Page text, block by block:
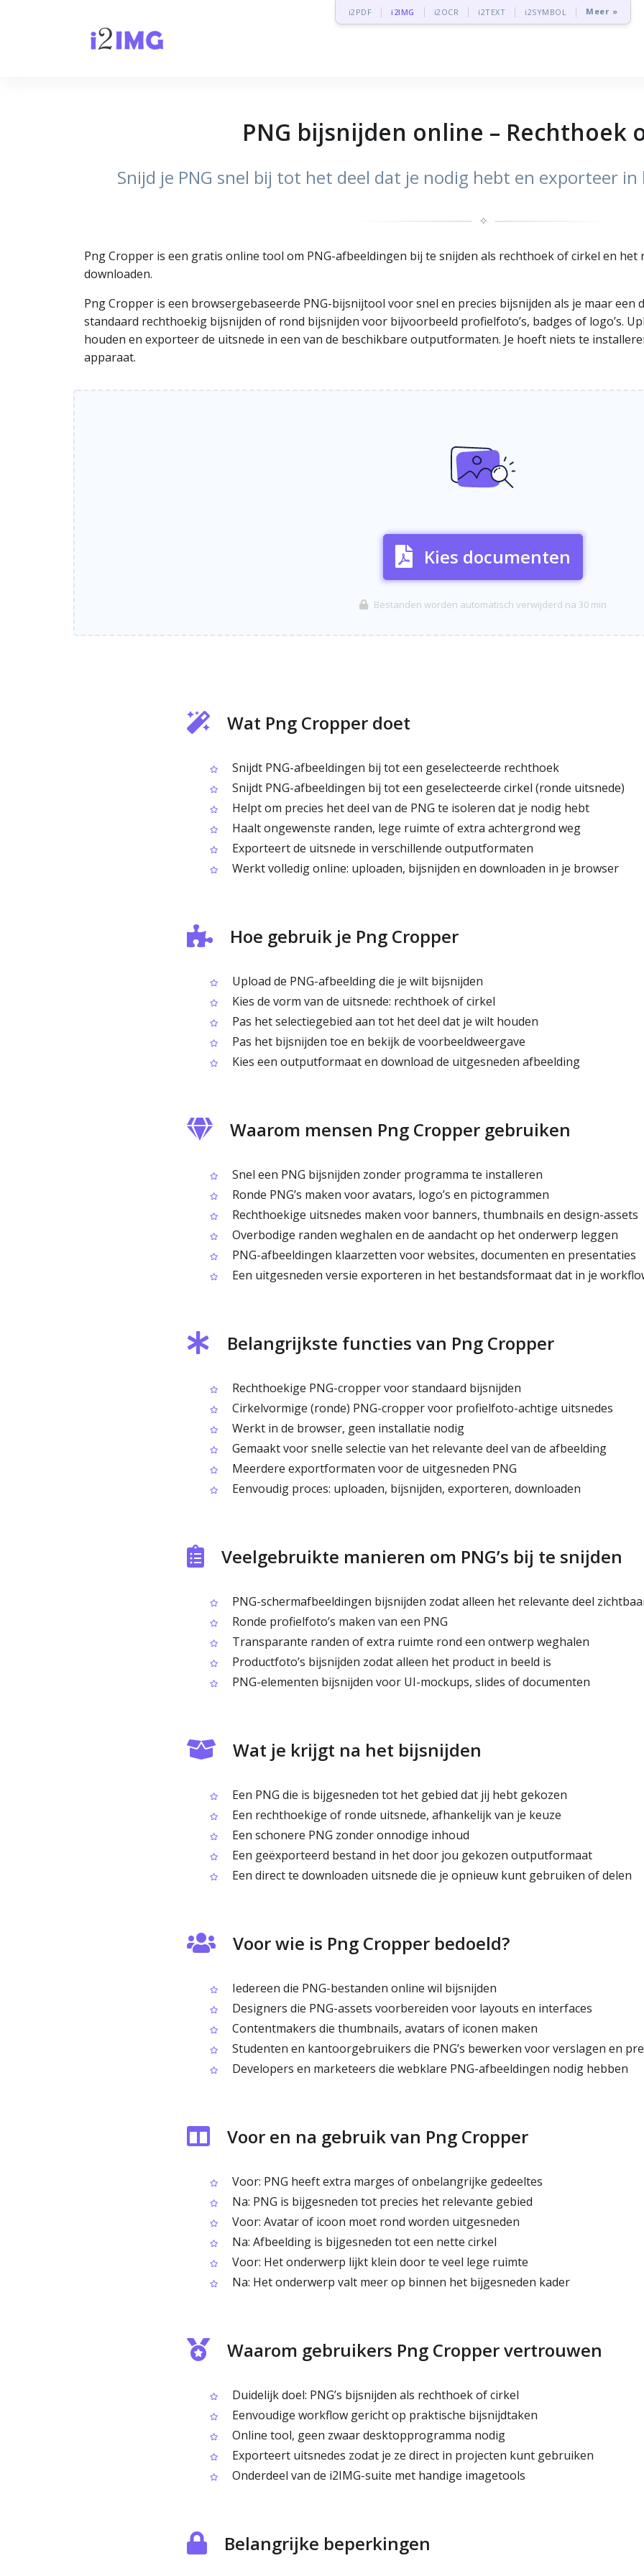
i2PDF i2IMG i2OCR i2TEXT i2SYMBOL Meer »
PNG bijsnijden online – Rechthoek
Snijd je PNG snel bij tot het deel dat je nodig hebt en exporteer
✧
Png Cropper is een gratis online tool om PNG-afbeeldingen bij te snijden als rechthoek of cirkel en
downloaden.
Png Cropper is een browsergebaseerde PNG-bijsnijtool voor snel en precies bijsnijden als je maar een
standaard rechthoekig bijsnijden of rond bijsnijden voor bijvoorbeeld profielfoto’s, badges of logo’s.
houden en exporteer de uitsnede in een van de beschikbare outputformaten. Je hoeft niets te
apparaat.
Kies documenten
Bestanden worden automatisch verwijderd na 30 min
Wat Png Cropper doet
Snijdt PNG-afbeeldingen bij tot een geselecteerde rechthoek
Snijdt PNG-afbeeldingen bij tot een geselecteerde cirkel (ronde uitsnede)
Helpt om precies het deel van de PNG te isoleren dat je nodig hebt
Haalt ongewenste randen, lege ruimte of extra achtergrond weg
Exporteert de uitsnede in verschillende outputformaten
Werkt volledig online: uploaden, bijsnijden en downloaden in je browser
Hoe gebruik je Png Cropper
Upload de PNG-afbeelding die je wilt bijsnijden
Kies de vorm van de uitsnede: rechthoek of cirkel
Pas het selectiegebied aan tot het deel dat je wilt houden
Pas het bijsnijden toe en bekijk de voorbeeldweergave
Kies een outputformaat en download de uitgesneden afbeelding
Waarom mensen Png Cropper gebruiken
Snel een PNG bijsnijden zonder programma te installeren
Ronde PNG’s maken voor avatars, logo’s en pictogrammen
Rechthoekige uitsnedes maken voor banners, thumbnails en design-assets
Overbodige randen weghalen en de aandacht op het onderwerp leggen
PNG-afbeeldingen klaarzetten voor websites, documenten en presentaties
Een uitgesneden versie exporteren in het bestandsformaat dat in je
Belangrijkste functies van Png Cropper
Rechthoekige PNG-cropper voor standaard bijsnijden
Cirkelvormige (ronde) PNG-cropper voor profielfoto-achtige uitsnedes
Werkt in de browser, geen installatie nodig
Gemaakt voor snelle selectie van het relevante deel van de afbeelding
Meerdere exportformaten voor de uitgesneden PNG
Eenvoudig proces: uploaden, bijsnijden, exporteren, downloaden
Veelgebruikte manieren om PNG’s bij te snijden
PNG-schermafbeeldingen bijsnijden zodat alleen het relevante deel
Ronde profielfoto’s maken van een PNG
Transparante randen of extra ruimte rond een ontwerp weghalen
Productfoto’s bijsnijden zodat alleen het product in beeld is
PNG-elementen bijsnijden voor UI-mockups, slides of documenten
Wat je krijgt na het bijsnijden
Een PNG die is bijgesneden tot het gebied dat jij hebt gekozen
Een rechthoekige of ronde uitsnede, afhankelijk van je keuze
Een schonere PNG zonder onnodige inhoud
Een geëxporteerd bestand in het door jou gekozen outputformaat
Een direct te downloaden uitsnede die je opnieuw kunt gebruiken of delen
Voor wie is Png Cropper bedoeld?
Iedereen die PNG-bestanden online wil bijsnijden
Designers die PNG-assets voorbereiden voor layouts en interfaces
Contentmakers die thumbnails, avatars of iconen maken
Studenten en kantoorgebruikers die PNG’s bewerken voor verslagen en
Developers en marketeers die webklare PNG-afbeeldingen nodig hebben
Voor en na gebruik van Png Cropper
Voor: PNG heeft extra marges of onbelangrijke gedeeltes
Na: PNG is bijgesneden tot precies het relevante gebied
Voor: Avatar of icoon moet rond worden uitgesneden
Na: Afbeelding is bijgesneden tot een nette cirkel
Voor: Het onderwerp lijkt klein door te veel lege ruimte
Na: Het onderwerp valt meer op binnen het bijgesneden kader
Waarom gebruikers Png Cropper vertrouwen
Duidelijk doel: PNG’s bijsnijden als rechthoek of cirkel
Eenvoudige workflow gericht op praktische bijsnijdtaken
Online tool, geen zwaar desktopprogramma nodig
Exporteert uitsnedes zodat je ze direct in projecten kunt gebruiken
Onderdeel van de i2IMG-suite met handige imagetools
Belangrijke beperkingen